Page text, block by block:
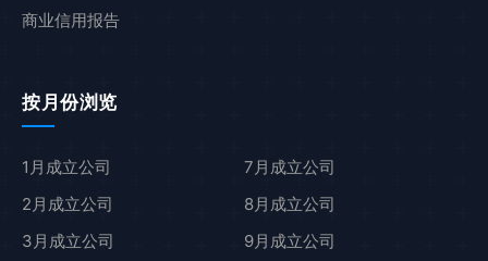
商业信用报告
按月份浏览
1月成立公司
2月成立公司
3月成立公司
7月成立公司
8月成立公司
9月成立公司